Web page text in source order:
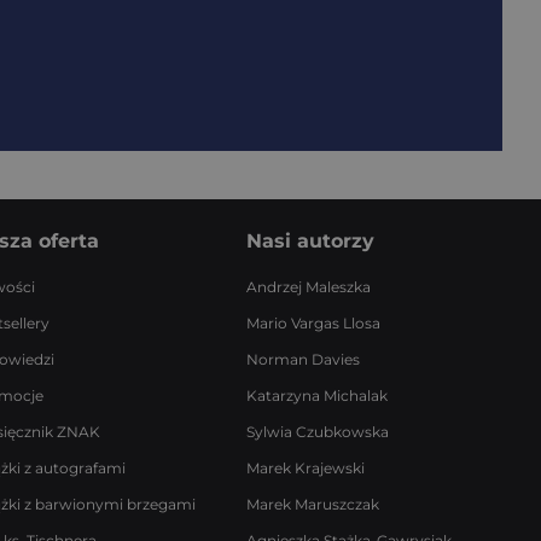
oferta
ZNAK
z autografami
z barwionymi brzegami
Nasi autorzy
Andrzej Maleszka
Mario Vargas Llosa
Norman Davies
Katarzyna Michalak
Sylwia Czubkowska
Marek Krajewski
Marek Maruszczak